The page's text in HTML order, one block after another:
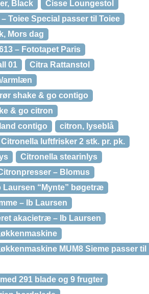
Black
Cisse Loungestol
Toiee Special passer til Toiee
Mors dag
– Fototapet Paris
01
Citra Rattanstol
armlæn
shake & go contigo
& go citron
contigo
citron, lyseblå
Citronella luftfrisker 2 stk. pr. pk.
Citronella stearinlys
– Blomus
Laursen “Mynte” bøgetræ
– Ib Laursen
akacietræ – Ib Laursen
MUM8 Sieme passer
291 blade og 9 frugter